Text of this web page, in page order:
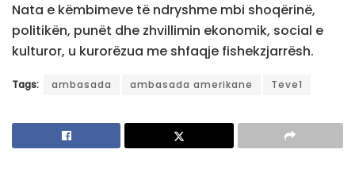
Nata e këmbimeve të ndryshme mbi shoqërinë,
politikën, punët dhe zhvillimin ekonomik, social e
kulturor, u kurorëzua me shfaqje fishekzjarrësh.
Tags: ambasada ambasada amerikane Teve1